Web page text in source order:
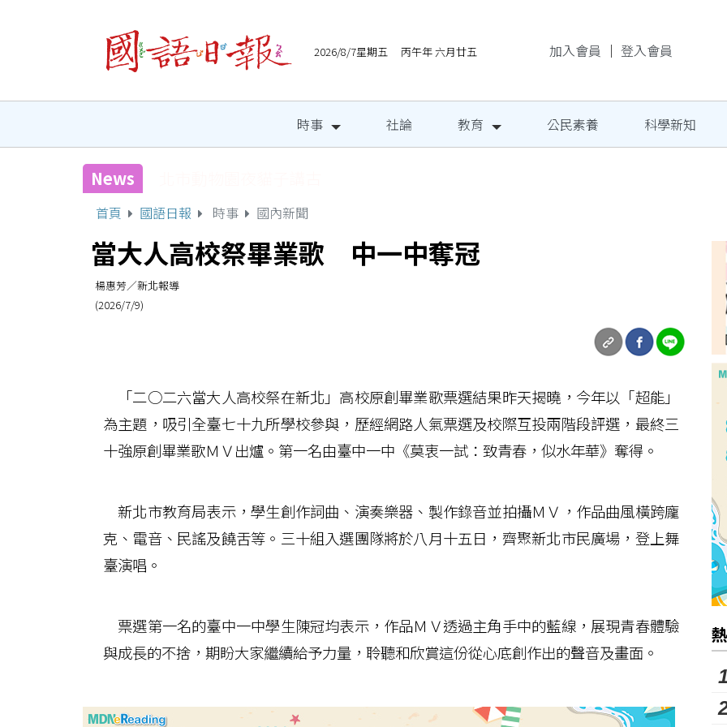
2026/8/7星期五 丙午年 六月廿五 加入會員 ｜ 登入會員
時事 社論 教育 公民素養 科學新知
News
首頁 國語日報 時事 國內新聞
當大人高校祭畢業歌 中一中奪冠
楊惠芳／新北報導
(2026/7/9)
「二○二六當大人高校祭在新北」高校原創畢業歌票選結果昨天揭曉，今年以「超能」
為主題，吸引全臺七十九所學校參與，歷經網路人氣票選及校際互投兩階段評選，最終三
十強原創畢業歌ＭＶ出爐。第一名由臺中一中《莫衷一試：致青春，似水年華》奪得。
新北市教育局表示，學生創作詞曲、演奏樂器、製作錄音並拍攝ＭＶ，作品曲風橫跨龐
克、電音、民謠及饒舌等。三十組入選團隊將於八月十五日，齊聚新北市民廣場，登上舞
臺演唱。
票選第一名的臺中一中學生陳冠均表示，作品ＭＶ透過主角手中的藍線，展現青春體驗
與成長的不捨，期盼大家繼續給予力量，聆聽和欣賞這份從心底創作出的聲音及畫面。